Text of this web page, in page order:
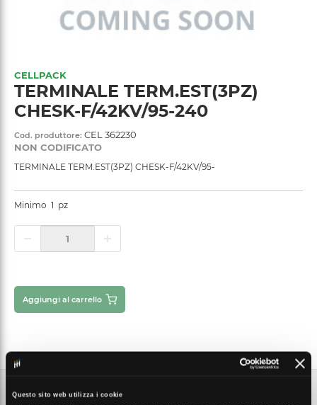
Questo sito web utilizza i cookie
CELLPACK
TERMINALE TERM.EST(3PZ)
CHESK-F/42KV/95-240
Cod. produttore: CEL 362230
NON CODIFICATO
TERMINALE TERM.EST(3PZ) CHESK-F/42KV/95-
Minimo 1 pz
Aggiungi al carrello